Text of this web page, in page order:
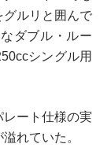
グルリと囲んで
ダブル・ルー
シングル用
ート仕様の実
れていた。